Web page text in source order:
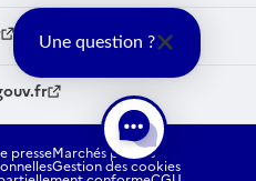
service-public.fr
presseMarchés publics
Gestion des cookies
Une question ?